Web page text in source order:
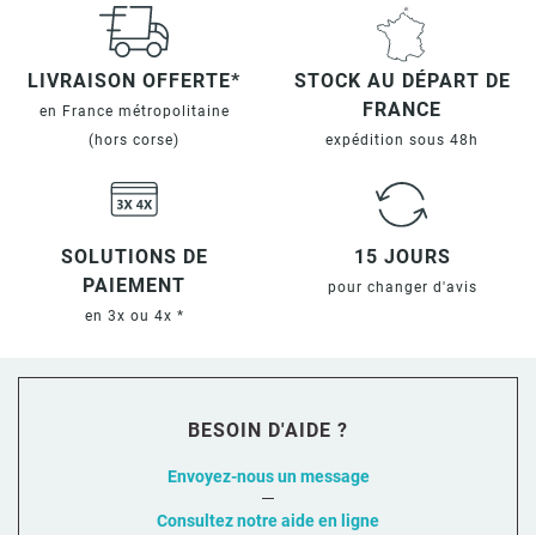
LIVRAISON OFFERTE*
en France métropolitaine
(hors corse)
STOCK AU DÉPART DE
FRANCE
expédition sous 48h
SOLUTIONS DE
PAIEMENT
en 3x ou 4x *
15 JOURS
pour changer d'avis
BESOIN D'AIDE ?
Envoyez-nous un message
Consultez notre aide en ligne